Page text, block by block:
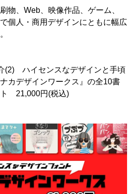
物、Web、映像作品、ゲーム、
個人・商用デザインにともに幅広
(2) ハイセンスなデザインと手頃
カデザインワークス』の全10書
ト 21,000円(税込)